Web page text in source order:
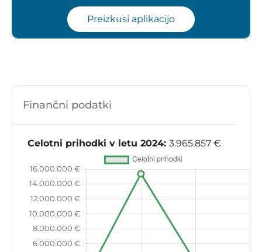
Preizkusi aplikacijo
Finančni podatki
Celotni prihodki v letu 2024: 3.965.857 €